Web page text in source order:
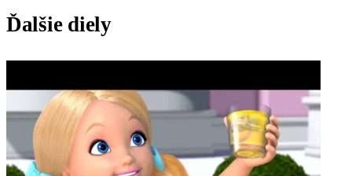
Ďalšie diely